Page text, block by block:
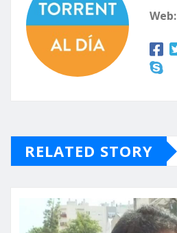
Web:
RELATED STORY